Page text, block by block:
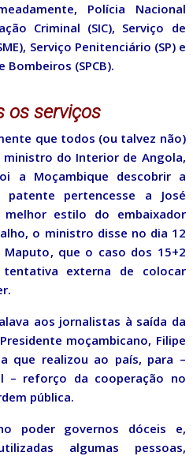
Polícia Nacional
Criminal (SIC), Serviço de
Serviço Penitenciário (SP) e
Bombeiros (SPCB).
os serviços
que todos (ou talvez não)
do Interior de Angola,
a Moçambique descobrir a
pertencesse a José
melhor estilo do embaixador
o ministro disse no dia 12
Maputo, que o caso dos 15+2
externa de colocar
aos jornalistas à saída da
moçambicano, Filipe
que realizou ao país, para –
– reforço da cooperação no
pública.
poder governos dóceis e,
algumas pessoas,